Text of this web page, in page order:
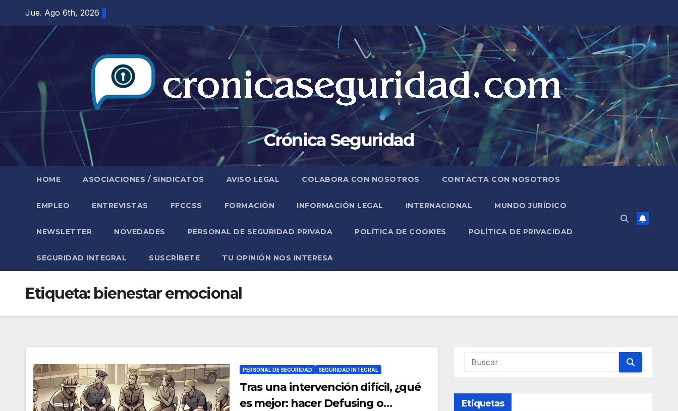
contenido
Jue. Ago 6th, 2026
Crónica Seguridad
HOME ASOCIACIONES / SINDICATOS AVISO LEGAL COLABORA CON NOSOTROS CONTACTA CON NOSOTROS
EMPLEO ENTREVISTAS FFCCSS FORMACIÓN INFORMACIÓN LEGAL INTERNACIONAL MUNDO JURÍDICO
NEWSLETTER NOVEDADES PERSONAL DE SEGURIDAD PRIVADA POLÍTICA DE COOKIES POLÍTICA DE PRIVACIDAD
SEGURIDAD INTEGRAL SUSCRÍBETE TU OPINIÓN NOS INTERESA
Etiqueta: bienestar emocional
PERSONAL DE SEGURIDAD SEGURIDAD INTEGRAL
Tras una intervención difícil, ¿qué
es mejor: hacer Defusing o
Etiquetas